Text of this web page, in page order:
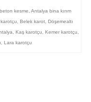
kesme Antalya bina kırım
Belek karot Döşemealtı
Kaş karotçu Kemer karotçu
Lara karotçu